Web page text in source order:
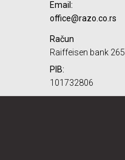
POŠALJI
Email:
office@razo.co.rs
Račun
Raiffeisen bank
PIB:
101732806